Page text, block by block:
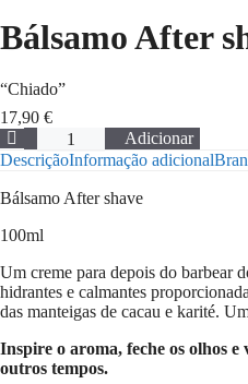
Bálsamo After
“Chiado”
17,90 €
Quantidade
de
Bálsamo
After
-
Adicionar
DescriçãoInformação adicional
Bálsamo After shave
100ml
Um creme para depois do barbear
hidrantes e calmantes
das manteigas de cacau e karité.
Inspire o aroma, feche os olhos e
outros tempos.